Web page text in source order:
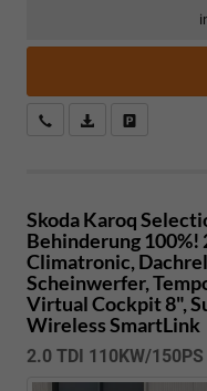
Kostenloser Rückruf-
PDF-Datei,
Skoda Karoq
Behinderung 100%!
Climatronic,
Scheinwerfer,
Virtual Cockpit 8",
Wireless SmartLink
2.0 TDI 110KW/